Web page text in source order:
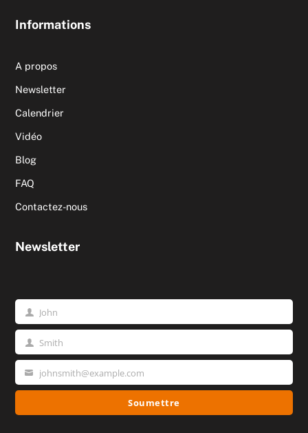
Informations
A propos
Newsletter
Calendrier
Vidéo
Blog
FAQ
Contactez-nous
Newsletter
PrénomJohn
Nom Smith
Votre
email
johnsmith@example.com
Soumettre